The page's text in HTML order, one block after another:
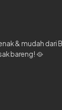
& mudah dari
bareng! 🥘